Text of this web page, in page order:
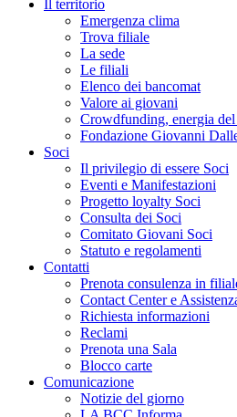
Il territorio
Emergenza clima
Trova filiale
La sede
Le filiali
Elenco dei bancomat
Valore ai giovani
Crowdfunding, energia
Fondazione Giovanni
Soci
Il privilegio di essere Soci
Eventi e Manifestazioni
Progetto loyalty Soci
Consulta dei Soci
Comitato Giovani Soci
Statuto e regolamenti
Contatti
Prenota consulenza in
Contact Center e
Richiesta informazioni
Reclami
Prenota una Sala
Blocco carte
Comunicazione
Notizie del giorno